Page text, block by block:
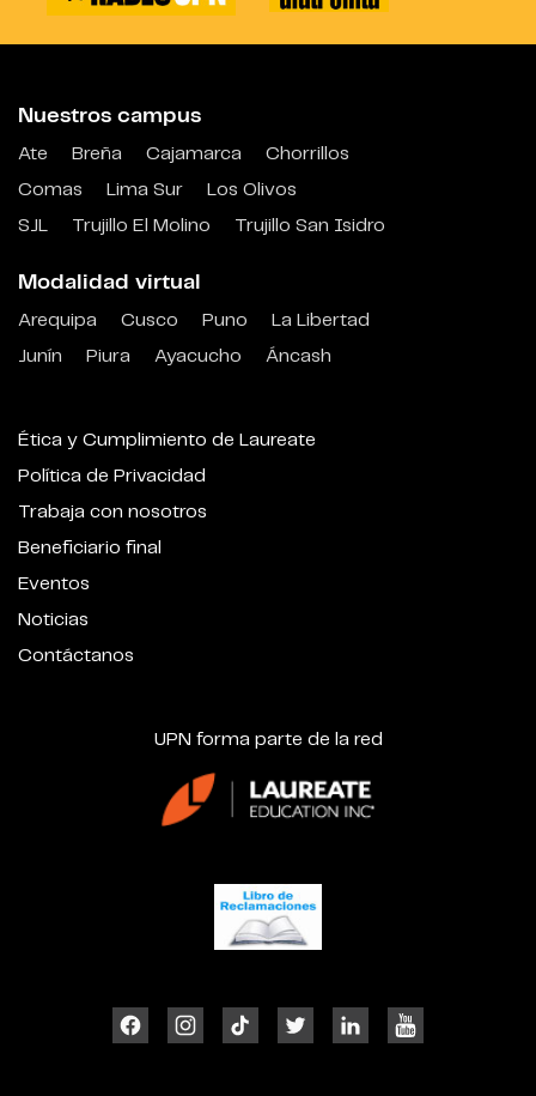
Nuestros campus
Ate Breña Cajamarca
Chorrillos
Comas
Lima Sur
Los Olivos
SJL
Trujillo El Molino Trujillo San Isidro
Modalidad virtual
Arequipa Cusco Puno
La Libertad
Junín
Piura Ayacucho Áncash
Ética y Cumplimiento de Laureate
Política de Privacidad
Trabaja con nosotros
Beneficiario final
Eventos
Noticias
Contáctanos
UPN forma parte de la red